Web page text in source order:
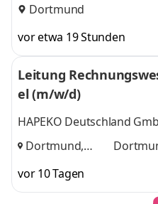
Dortmund
vor etwa 19 Stunden
Leitung
el (m/w/d)
HAPEKO Deutschland
Dortmund,
vor 10 Tagen